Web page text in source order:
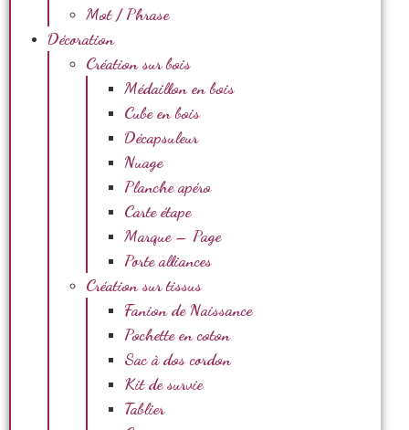
Mot / Phrase
Décoration
Création sur bois
Médaillon en bois
Cube en bois
Décapsuleur
Nuage
Planche apéro
Carte étape
Marque – Page
Porte alliances
Création sur tissus
Fanion de Naissance
Pochette en coton
Sac à dos cordon
Kit de survie
Tablier